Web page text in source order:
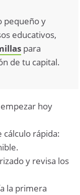
pequeño y
educativos,
para
de tu capital.
hoy
cálculo rápida:
y revisa los
la primera